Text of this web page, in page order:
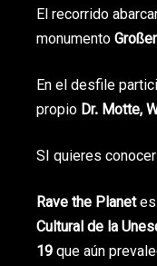
El recorrido
monumento
En el desfile
propio Dr. Motte,
SI quieres
Rave the Planetes
Cultural de la
19que aún